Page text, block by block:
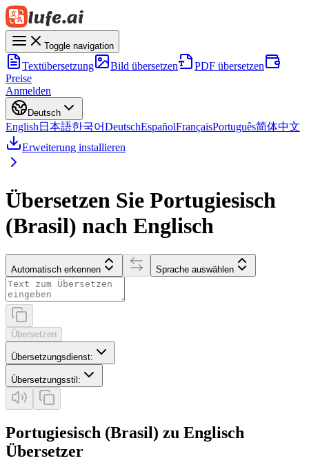
Toggle navigation
Textübersetzung Bild übersetzen
PDF übersetzen
Preise
Anmelden
Deutsch
English 日本語한국어DeutschEspañolFrançaisPortuguês简体中文
Erweiterung installieren
Übersetzen Sie Portugiesisch
(Brasil) nach Englisch
Automatisch erkennen Sprache auswählen
Übersetzen
Übersetzungsdienst:
Übersetzungsstil :
Portugiesisch (Brasil) zu Englisch
Übersetzer